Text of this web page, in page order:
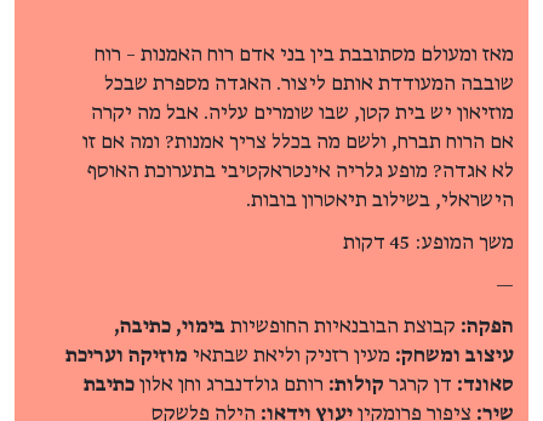
מאז ומעולם מסתובבת בין בני אדם רוח האמנות – רוח
שובבה המעודדת אותם ליצור. האגדה מספרת שבכל
מוזיאון יש בית קטן, שבו שומרים עליה. אבל מה יקרה
אם הרוח תברח, ולשם מה בכלל צריך אמנות? ומה אם זו
לא אגדה? מופע גלריה אינטראקטיבי בתערוכת האוסף
הישראלי, בשילוב תיאטרון בובות.
משך המופע: 45 דקות
—
הפקה: קבוצת הבובנאיות החופשיות בימוי, כתיבה,
עיצוב ומשחק: מעין רזניק וליאת שבתאי מוזיקה ועריכת
סאונד: דן קרגר קולות: רותם גולדנברג וחן אלון כתיבת
שיר: ציפור פרומקין יעוץ וידאו: הילה פלשקס